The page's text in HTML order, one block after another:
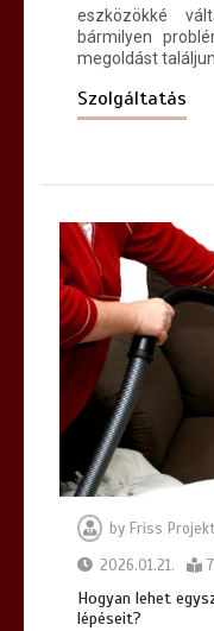
eszközökké
bármilyen
megoldást
Szolgáltatás
by Friss
2026.01.21.
Hogyan lehet
lépéseit?